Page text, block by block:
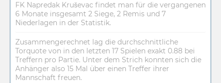
FK Napredak Kruševac findet man für die vergangenen
6 Monate insgesamt 2 Siege, 2 Remis und 7
Niederlagen in der Statistik.
Zusammengerechnet lag die durchschnittliche
Torquote von in den letzten 17 Spielen exakt 0.88 bei
Treffern pro Partie. Unter dem Strich konnten sich die
Anhänger also 15 Mal über einen Treffer ihrer
Mannschaft freuen.